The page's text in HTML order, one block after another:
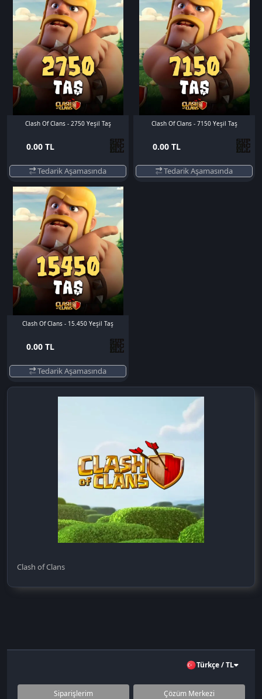
Clash Of Clans - 2750 Yeşil Taş
0.00 TL
Tedarik Aşamasında
Clash Of Clans - 7150 Yeşil Taş
0.00 TL
Tedarik Aşamasında
Clash Of Clans - 15.450 Yeşil Taş
0.00 TL
Tedarik Aşamasında
Clash of Clans
Türkçe / TL
Siparişlerim Çözüm Merkezi